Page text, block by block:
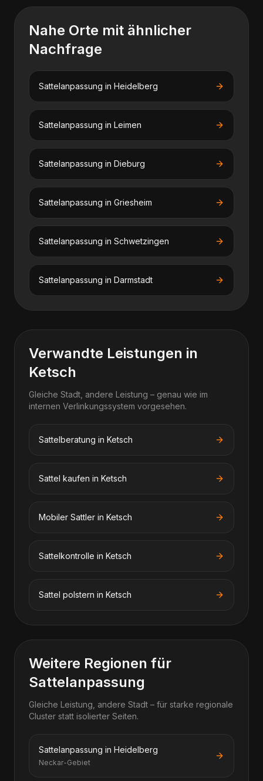
Nahe Orte mit ähnlicher
Nachfrage
Sattelanpassung in Heidelberg
Sattelanpassung in Leimen
Sattelanpassung in Dieburg
Sattelanpassung in Griesheim
Sattelanpassung in Schwetzingen
Sattelanpassung in Darmstadt
Verwandte Leistungen in
Ketsch
Gleiche Stadt, andere Leistung – genau wie im
internen Verlinkungssystem vorgesehen.
Sattelberatung in Ketsch
Sattel kaufen in Ketsch
Mobiler Sattler in Ketsch
Sattelkontrolle in Ketsch
Sattel polstern in Ketsch
Weitere Regionen für
Sattelanpassung
Gleiche Leistung, andere Stadt – für starke regionale
Cluster statt isolierter Seiten.
Sattelanpassung in Heidelberg
Neckar-Gebiet